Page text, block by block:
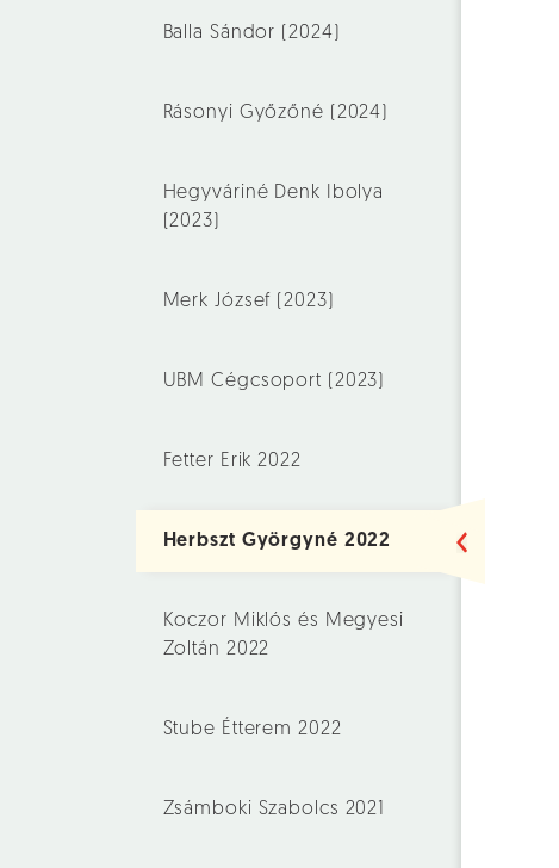
Balla Sándor (2024)
Rásonyi Győzőné (2024)
Hegyváriné Denk Ibolya
(2023)
Merk József (2023)
UBM Cégcsoport (2023)
Fetter Erik 2022
Herbszt Györgyné 2022
Koczor Miklós és Megyesi
Zoltán 2022
Stube Étterem 2022
Zsámboki Szabolcs 2021